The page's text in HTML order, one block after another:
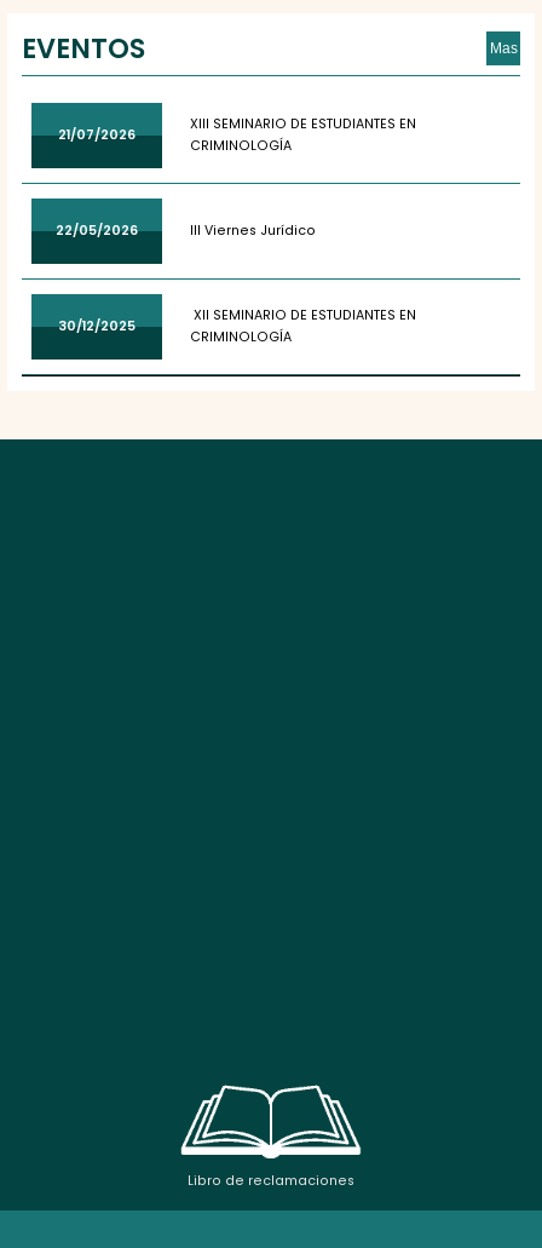
EVENTOS Mas
21/07/2026
XIII SEMINARIO DE ESTUDIANTES EN
CRIMINOLOGÍA
22/05/2026 III Viernes Jurídico
30/12/2025
XII SEMINARIO DE ESTUDIANTES EN
CRIMINOLOGÍA
Libro de reclamaciones